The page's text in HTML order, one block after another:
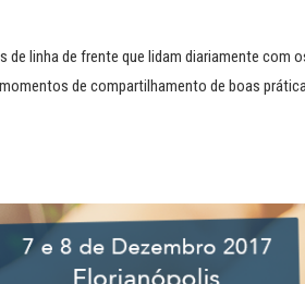
linha de frente que lidam diariamente com
de compartilhamento de boas